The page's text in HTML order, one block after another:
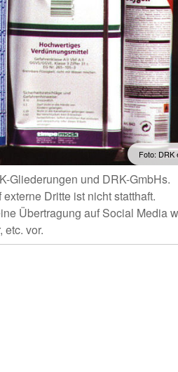
Foto: DRK
Gliederungen und DRK-GmbHs.
Dritte ist nicht statthaft.
Übertragung auf Social Media
etc. vor.